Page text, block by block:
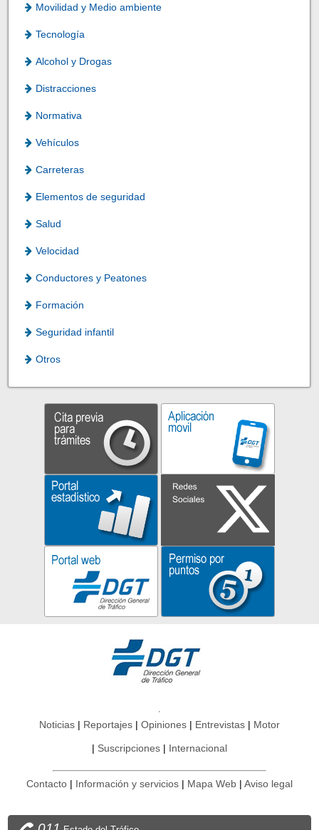
Movilidad y Medio ambiente
Tecnología
Alcohol y Drogas
Distracciones
Normativa
Vehículos
Carreteras
Elementos de seguridad
Salud
Velocidad
Conductores y Peatones
Formación
Seguridad infantil
Otros
Noticias Reportajes Opiniones Entrevistas Motor
Suscripciones Internacional
Contacto Información y servicios Mapa Web Aviso legal